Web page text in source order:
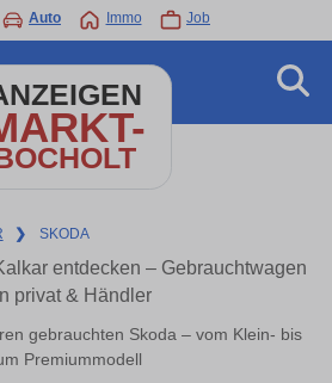
Auto Immo Job
❯ SKODA
entdecken – Gebrauchtwagen
privat & Händler
gebrauchten Skoda – vom Klein- bis
Premiummodell